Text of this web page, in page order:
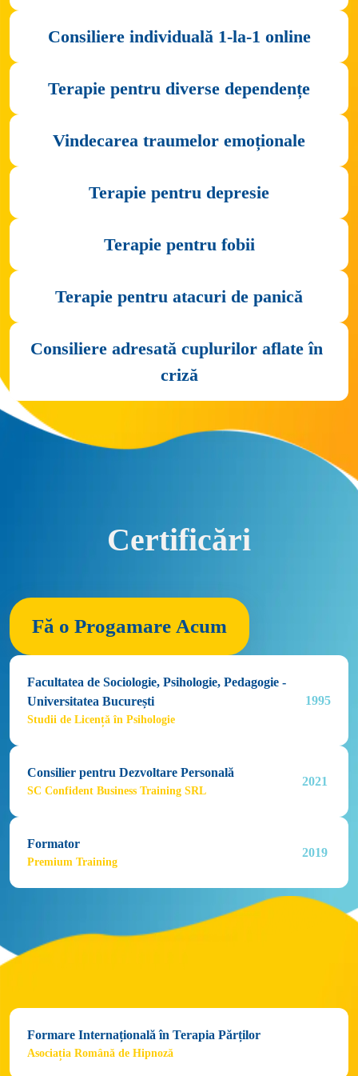
Consiliere individuală 1-la-1 online
Terapie pentru fobii
Consiliere adresată cuplurilor aflate în
criză
Certificări
Fă o Progamare Acum
Facultatea de Sociologie, Psihologie, Pedagogie -
Universitatea București
Studii de Licență în Psihologie
1995
Consilier pentru Dezvoltare Personală
SC Confident Business Training SRL
2021
Formator
Premium Training
2019
Formare Internațională în Terapia Părților
Asociația Română de Hipnoză